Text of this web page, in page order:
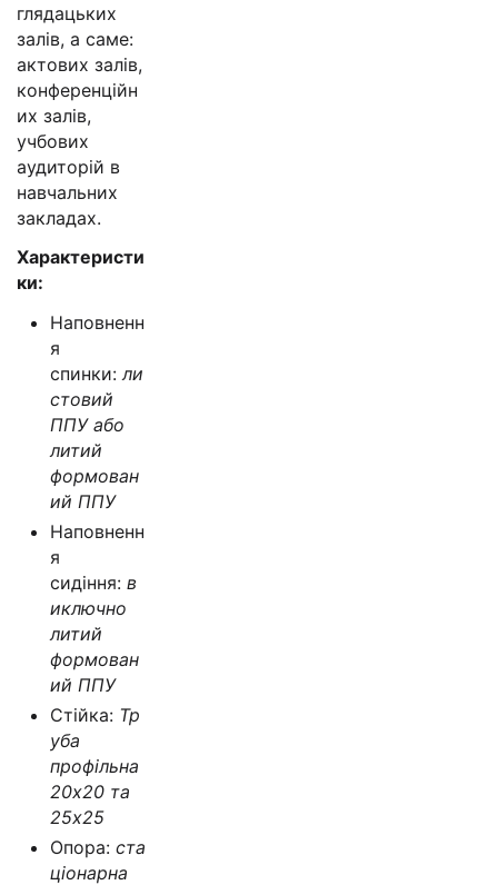
глядацьких
залів, а саме:
актових залів,
конференційн
их залів,
учбових
аудиторій в
навчальних
закладах.
Характеристи
ки:
Наповненн
я
спинки: ли
стовий
ППУ або
литий
формован
ий ППУ
Наповненн
я
сидіння: в
иключно
литий
формован
ий ППУ
Стійка: Тр
уба
профільна
20х20 та
25х25
Опора: ста
ціонарна